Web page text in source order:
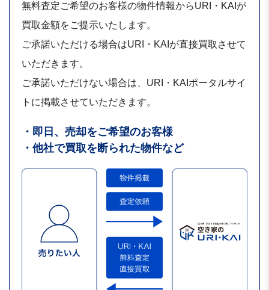
無料査定ご希望のお客様の物件情報からURI・KAIが
買取金額をご提示いたします。
ご承諾いただける場合はURI・KAIが直接買取させて
いただきます。
ご承諾いただけない場合は、URI・KAIポータルサイ
トに掲載させていただきます。
・即日、売却をご希望のお客様
・他社で買取を断られた物件など